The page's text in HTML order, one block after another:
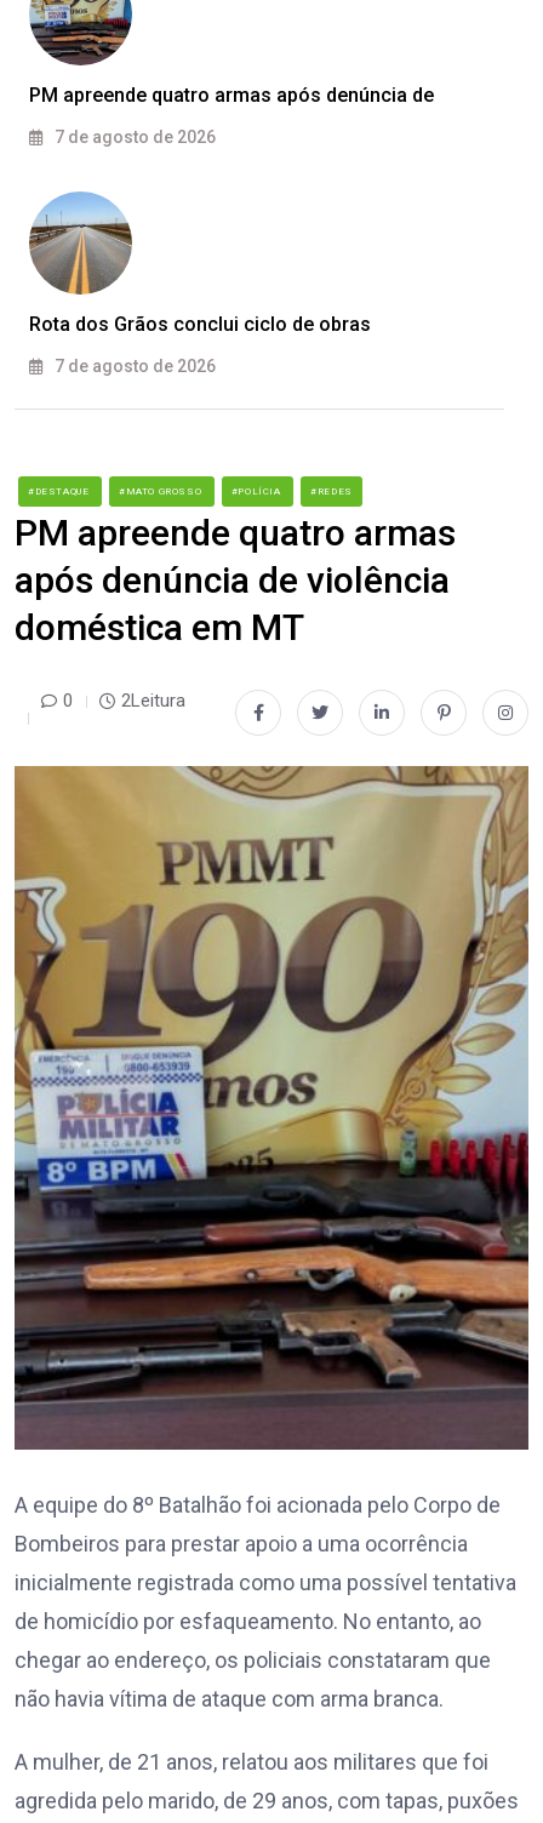
PM apreende quatro armas após denúncia de
7 de agosto de 2026
Rota dos Grãos conclui ciclo de obras
7 de agosto de 2026
#DESTAQUE #MATO GROSSO #POLÍCIA #REDES
PM apreende quatro armas
após denúncia de violência
doméstica em MT
0 2Leitura
A equipe do 8º Batalhão foi acionada pelo Corpo de
Bombeiros para prestar apoio a uma ocorrência
inicialmente registrada como uma possível tentativa
de homicídio por esfaqueamento. No entanto, ao
chegar ao endereço, os policiais constataram que
não havia vítima de ataque com arma branca.
A mulher, de 21 anos, relatou aos militares que foi
agredida pelo marido, de 29 anos, com tapas, puxões